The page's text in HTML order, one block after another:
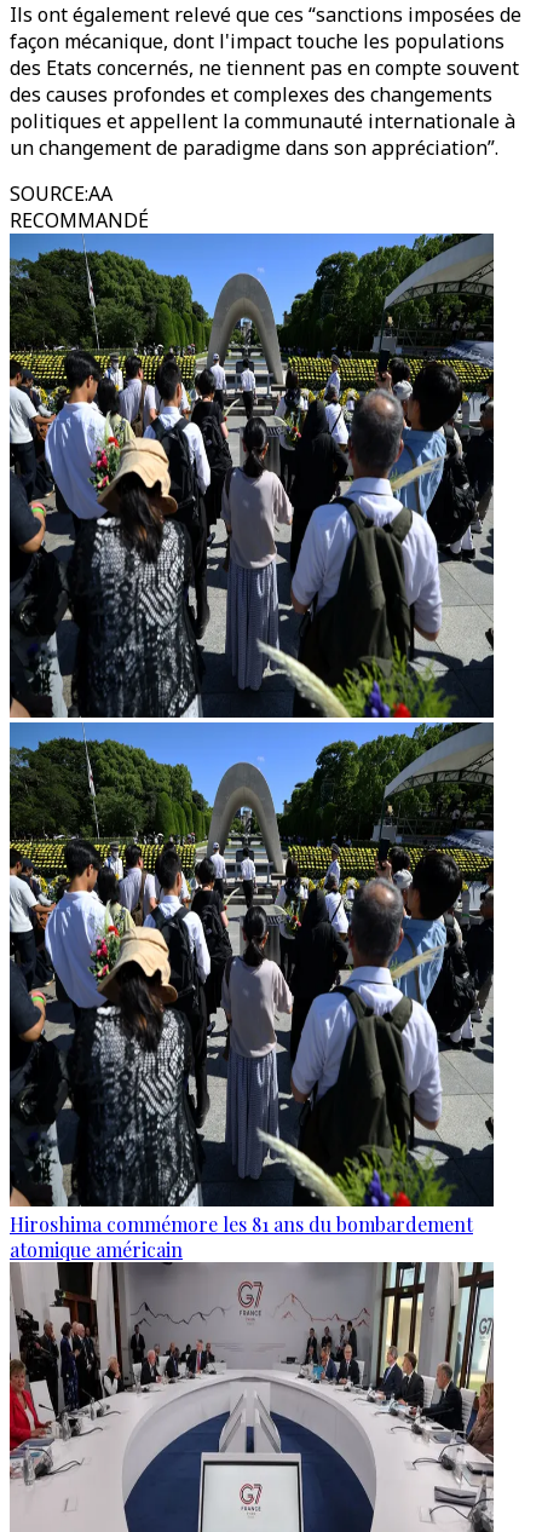
Ils ont également relevé que ces “sanctions imposées de
façon mécanique, dont l'impact touche les populations
des Etats concernés, ne tiennent pas en compte souvent
des causes profondes et complexes des changements
politiques et appellent la communauté internationale à
un changement de paradigme dans son appréciation”.
SOURCE:AA
RECOMMANDÉ
Hiroshima commémore les 81 ans du bombardement
atomique américain